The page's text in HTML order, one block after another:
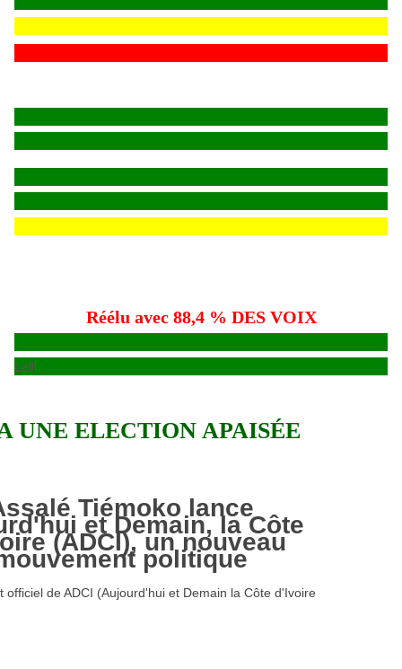
Réélu avec 88,4 % DES VOIX
Lelll
UNE ELECTION APAISÉE
Tiémoko lance
et Demain, la Côte
(ADCI), un nouveau
politique
officiel de ADCI (Aujourd'hui et Demain la Côte d'Ivoire